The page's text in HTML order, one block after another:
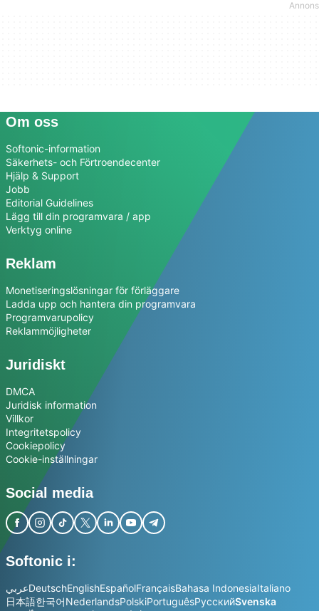
Om oss
Softonic-information
Säkerhets- och Förtroendecenter
Hjälp & Support
Jobb
Editorial Guidelines
Lägg till din programvara / app
Verktyg online
Reklam
Monetiseringslösningar för förläggare
Ladda upp och hantera din programvara
Programvarupolicy
Reklammöjligheter
Juridiskt
DMCA
Juridisk information
Villkor
Integritetspolicy
Cookiepolicy
Cookie-inställningar
Social media
Softonic i:
عربيDeutschEnglishEspañolFrançaisBahasa IndonesiaItaliano
日本語한국어NederlandsPolskiPortuguêsРусскийSvenska